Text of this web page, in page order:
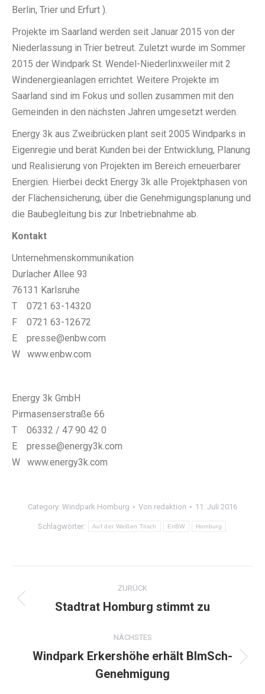
Berlin, Trier und Erfurt ).
Projekte im Saarland werden seit Januar 2015 von der
Niederlassung in Trier betreut. Zuletzt wurde im Sommer
2015 der Windpark St. Wendel-Niederlinxweiler mit 2
Windenergieanlagen errichtet. Weitere Projekte im
Saarland sind im Fokus und sollen zusammen mit den
Gemeinden in den nächsten Jahren umgesetzt werden.
Energy 3k aus Zweibrücken plant seit 2005 Windparks in
Eigenregie und berät Kunden bei der Entwicklung, Planung
und Realisierung von Projekten im Bereich erneuerbarer
Energien. Hierbei deckt Energy 3k alle Projektphasen von
der Flächensicherung, über die Genehmigungsplanung und
die Baubegleitung bis zur Inbetriebnahme ab.
Kontakt
Unternehmenskommunikation
Durlacher Allee 93
76131 Karlsruhe
T 0721 63-14320
F 0721 63-12672
E presse@enbw.com
W www.enbw.com
Energy 3k GmbH
Pirmasenserstraße 66
T 06332 / 47 90 42 0
E presse@energy3k.com
W www.energy3k.com
Category: Windpark Homburg Von redaktion 11. Juli 2016
Schlagwörter: Auf der Weißen Trisch EnBW Homburg
Kommentarnavigation
ZURÜCK
Vorheriger
Stadtrat Homburg stimmt zu
NÄCHSTES
Nächster
Beitrag:
Windpark Erkershöhe erhält BImSch-
Genehmigung